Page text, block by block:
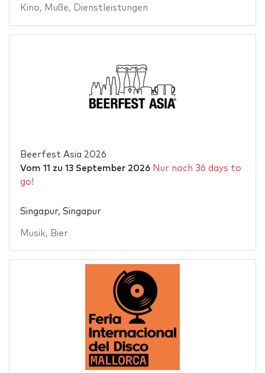
Kino, Muße, Dienstleistungen
Beerfest Asia 2026
Vom 11 zu 13 September 2026 Nur noch 36 days to
go!
Singapur, Singapur
Musik, Bier